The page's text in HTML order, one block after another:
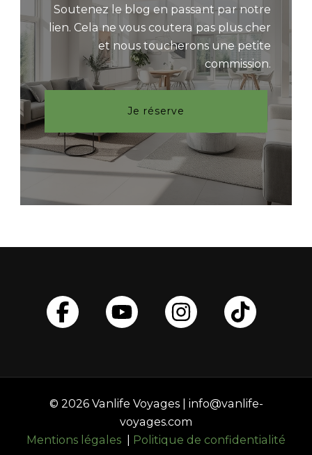
Soutenez le blog en passant par notre
lien. Cela ne vous coutera pas plus cher
et nous toucherons une petite
commission.
Je réserve
© 2026 Vanlife Voyages | info@vanlife-
voyages.com
Mentions légales
Politique de confidentialité